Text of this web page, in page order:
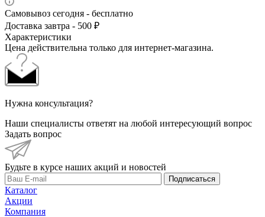
Самовывоз сегодня - бесплатно
Доставка завтра - 500 ₽
Характеристики
Цена действительна только для интернет-магазина.
Нужна консультация?
Наши специалисты ответят на любой интересующий вопрос
Задать вопрос
Будьте в курсе наших акций и новостей
Подписаться
Каталог
Акции
Компания